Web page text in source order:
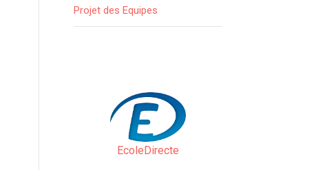
Projet des Equipes
EcoleDirecte